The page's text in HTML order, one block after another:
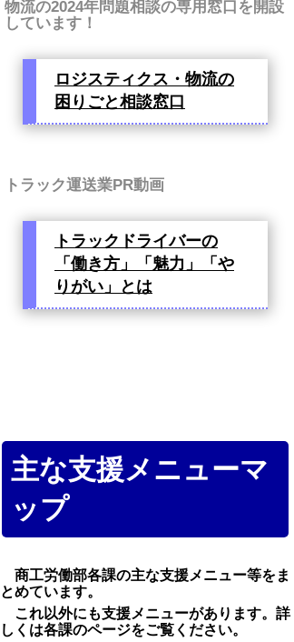
物流の2024年問題相談の専用窓口を開設
しています！
ロジスティクス・物流の
困りごと相談窓口
トラック運送業PR動画
トラックドライバーの
「働き方」「魅力」「や
りがい」とは
主な支援メニューマ
ップ
商工労働部各課の主な支援メニュー等をま
とめています。
これ以外にも支援メニューがあります。詳
しくは各課のページをご覧ください。